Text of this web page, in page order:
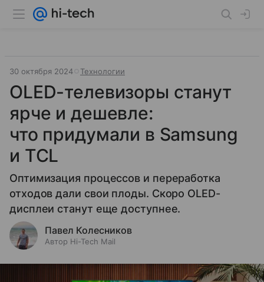
30 октября 2024 Технологии
OLED-телевизоры станут
ярче и дешевле:
что придумали в Samsung
и TCL
Оптимизация процессов и переработка
отходов дали свои плоды. Скоро OLED-
дисплеи станут еще доступнее.
Павел Колесников
Автор Hi-Tech Mail